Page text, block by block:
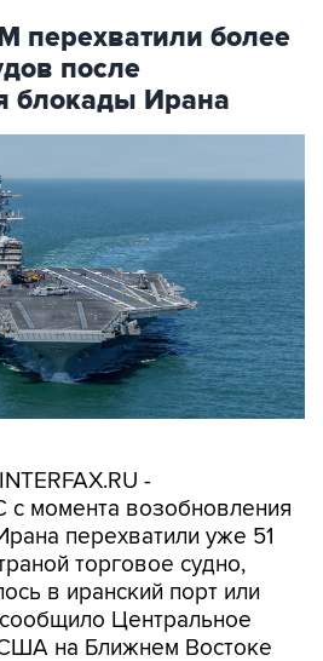
после
блокады Ирана
-
перехватили уже 51
торговое судно,
в иранский порт или
Центральное
на Ближнем Востоке